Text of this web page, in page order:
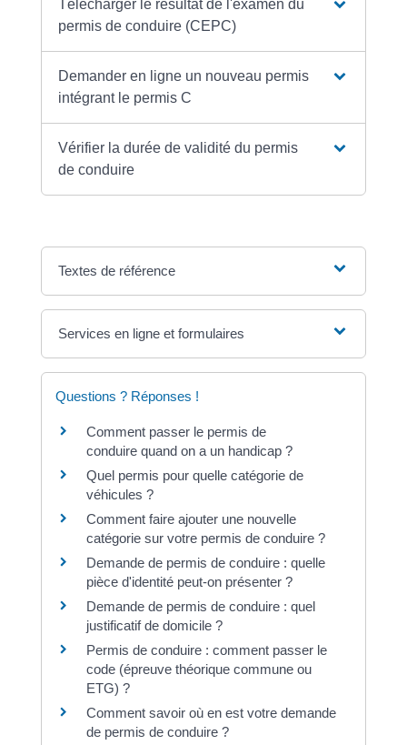
Télécharger le résultat de l'examen du
permis de conduire (CEPC)
Demander en ligne un nouveau permis
intégrant le permis C
Vérifier la durée de validité du permis
de conduire
Textes de référence
Services en ligne et formulaires
Questions ? Réponses !
Comment passer le permis de
conduire quand on a un handicap ?
Quel permis pour quelle catégorie de
véhicules ?
Comment faire ajouter une nouvelle
catégorie sur votre permis de conduire ?
Demande de permis de conduire : quelle
pièce d'identité peut-on présenter ?
Demande de permis de conduire : quel
justificatif de domicile ?
Permis de conduire : comment passer le
code (épreuve théorique commune ou
ETG) ?
Comment savoir où en est votre demande
de permis de conduire ?